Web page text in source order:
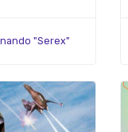
"Serex"